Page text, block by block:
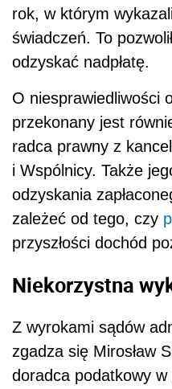
rok, w którym
świadczeń. To
odzyskać nadpłatę.
O niesprawiedliwości
przekonany jest
radca prawny z
i Wspólnicy. Także
odzyskania
zależeć od tego, czy
przyszłości dochód
Niekorzystna
Z wyrokami sądów
zgadza się Mirosław
doradca podatkowy